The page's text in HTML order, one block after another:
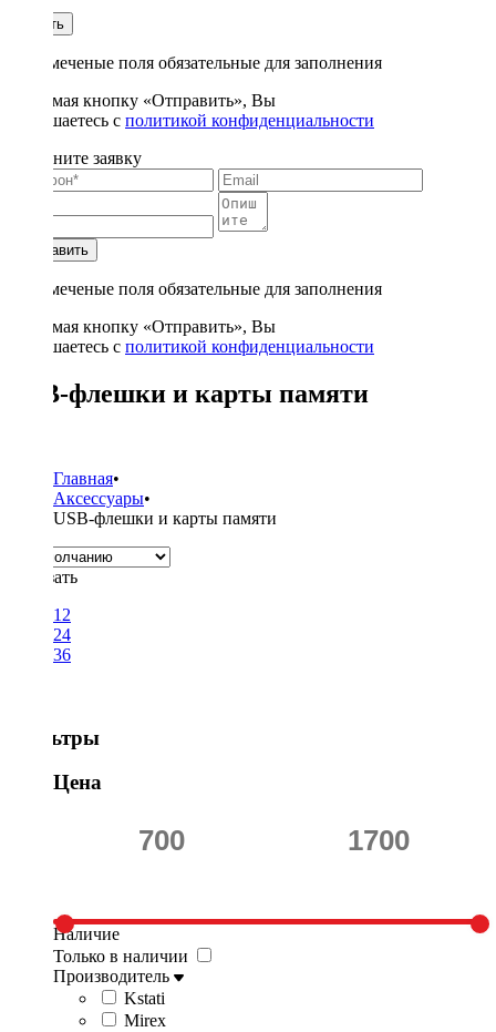
Купить
* - отмеченые поля обязательные для заполнения
Нажимая кнопку «Отправить», Вы
соглашаетесь с политикой конфиденциальности
Заполните заявку
Отправить
* - отмеченые поля обязательные для заполнения
Нажимая кнопку «Отправить», Вы
соглашаетесь с политикой конфиденциальности
USB-флешки и карты памяти
Главная•
Аксессуары•
USB-флешки и карты памяти
Показать
12
24
36
Фильтры
Цена
Наличие
Только в наличии
Производитель
Kstati
Mirex